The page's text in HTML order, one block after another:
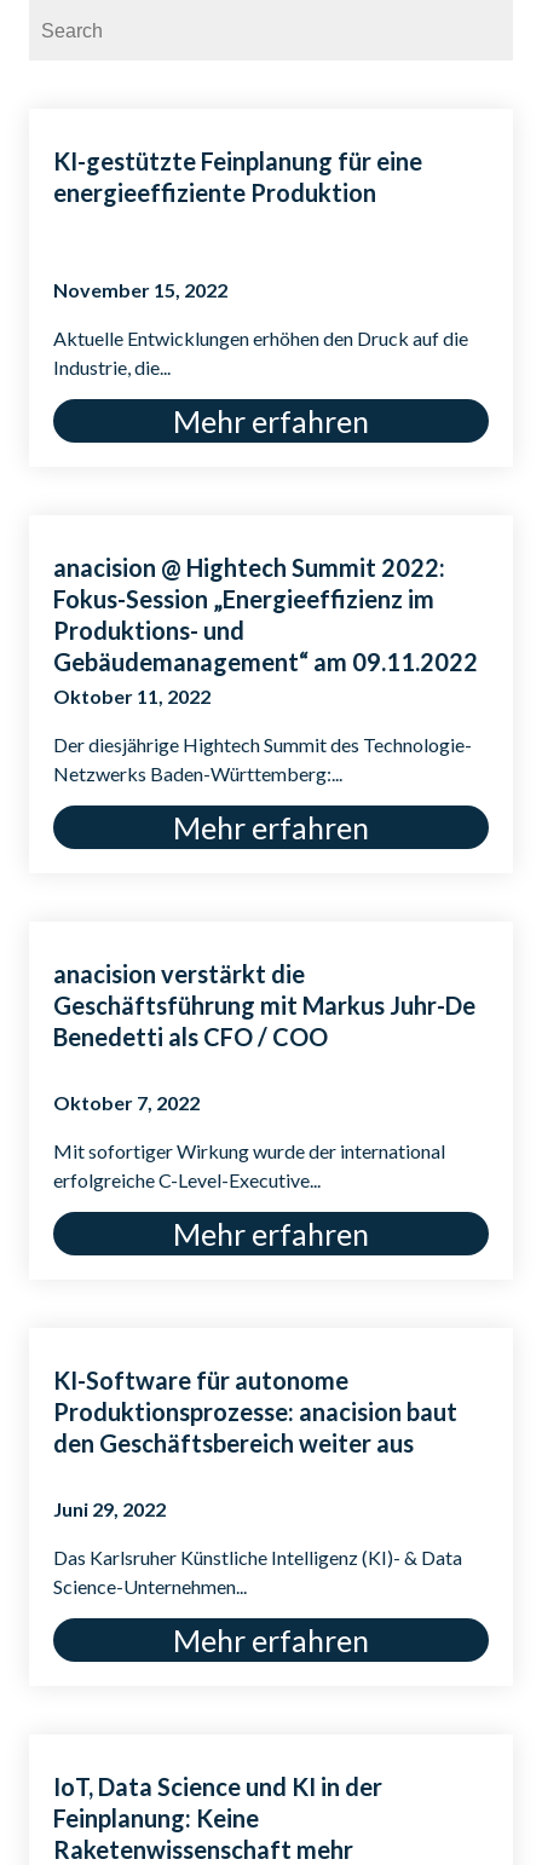
KI-gestützte Feinplanung für eine
energieeffiziente Produktion
November 15, 2022
Aktuelle Entwicklungen erhöhen den Druck auf die
Industrie, die...
Mehr erfahren
anacision @ Hightech Summit 2022:
Fokus-Session „Energieeffizienz im
Produktions- und
Gebäudemanagement“ am 09.11.2022
Oktober 11, 2022
Der diesjährige Hightech Summit des Technologie-
Netzwerks Baden-Württemberg:...
Mehr erfahren
anacision verstärkt die
Geschäftsführung mit Markus Juhr-De
Benedetti als CFO / COO
Oktober 7, 2022
Mit sofortiger Wirkung wurde der international
erfolgreiche C-Level-Executive...
Mehr erfahren
KI-Software für autonome
Produktionsprozesse: anacision baut
den Geschäftsbereich weiter aus
Juni 29, 2022
Das Karlsruher Künstliche Intelligenz (KI)- & Data
Science-Unternehmen...
Mehr erfahren
IoT, Data Science und KI in der
Feinplanung: Keine
Raketenwissenschaft mehr